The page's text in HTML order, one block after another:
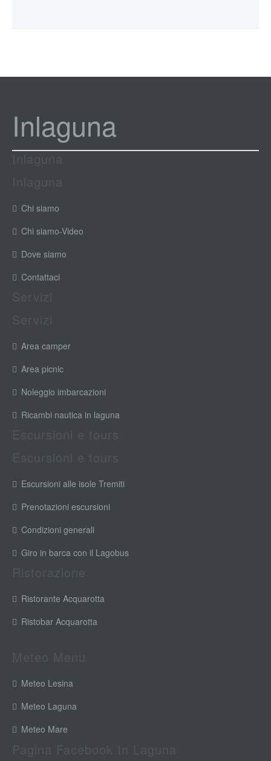
Inlaguna
Chi siamo
Chi siamo-Video
Dove siamo
Contattaci
Area camper
Area picnic
Noleggio imbarcazioni
Ricambi nautica in laguna
Escursioni alle isole Tremiti
Prenotazioni escursioni
Condizioni generali
Giro in barca con il Lagobus
Ristorante Acquarotta
Ristobar Acquarotta
Meteo Lesina
Meteo Laguna
Meteo Mare